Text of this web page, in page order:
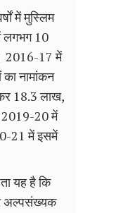
में मुस्लिम
लगभग 10
2016-17 में
नामांकन
18.3 लाख,
20 में
21 में इसमें
यह है कि
अल्पसंख्यक